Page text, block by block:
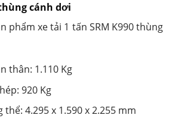
cánh dơi
phẩm xe tải 1 tấn SRM K990 thùng
thân: 1.110 Kg
920 Kg
4.295 x 1.590 x 2.255 mm